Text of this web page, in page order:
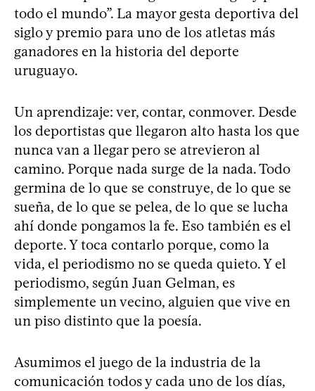
todo el mundo”. La mayor gesta deportiva del
siglo y premio para uno de los atletas más
ganadores en la historia del deporte
uruguayo.
Un aprendizaje: ver, contar, conmover. Desde
los deportistas que llegaron alto hasta los que
nunca van a llegar pero se atrevieron al
camino. Porque nada surge de la nada. Todo
germina de lo que se construye, de lo que se
sueña, de lo que se pelea, de lo que se lucha
ahí donde pongamos la fe. Eso también es el
deporte. Y toca contarlo porque, como la
vida, el periodismo no se queda quieto. Y el
periodismo, según Juan Gelman, es
simplemente un vecino, alguien que vive en
un piso distinto que la poesía.
Asumimos el juego de la industria de la
comunicación todos y cada uno de los días,